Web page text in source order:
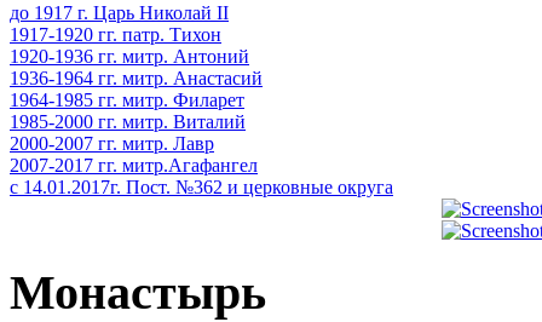
до 1917 г. Царь Николай II
1917-1920 гг. патр. Тихон
1920-1936 гг. митр. Антоний
1936-1964 гг. митр. Анастасий
1964-1985 гг. митр. Филарет
1985-2000 гг. митр. Виталий
2000-2007 гг. митр. Лавр
2007-2017 гг. митр.Агафангел
с 14.01.2017г. Пост. №362 и церковные округа
Монастырь